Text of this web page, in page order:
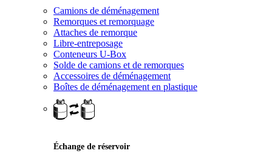
Camions de déménagement
Remorques et remorquage
Attaches de remorque
Libre-entreposage
Conteneurs U-Box
Solde de camions et de remorques
Accessoires de déménagement
Boîtes de déménagement en plastique
Échange de réservoir